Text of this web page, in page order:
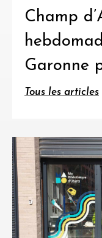
Champ
Garonne
Tous les articles